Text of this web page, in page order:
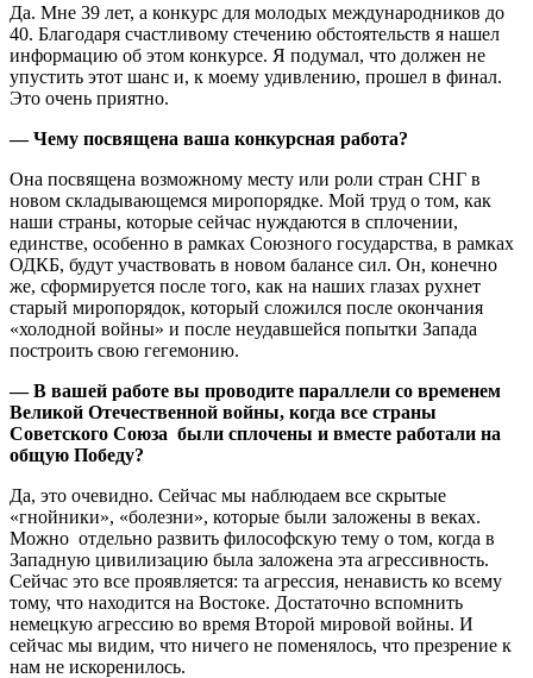
Да. Мне 39 лет, а конкурс для молодых международников до
40. Благодаря счастливому стечению обстоятельств я нашел
информацию об этом конкурсе. Я подумал, что должен не
упустить этот шанс и, к моему удивлению, прошел в финал.
Это очень приятно.
— Чему посвящена ваша конкурсная работа?
Она посвящена возможному месту или роли стран СНГ в
новом складывающемся миропорядке. Мой труд о том, как
наши страны, которые сейчас нуждаются в сплочении,
единстве, особенно в рамках Союзного государства, в рамках
ОДКБ, будут участвовать в новом балансе сил. Он, конечно
же, сформируется после того, как на наших глазах рухнет
старый миропорядок, который сложился после окончания
«холодной войны» и после неудавшейся попытки Запада
построить свою гегемонию.
— В вашей работе вы проводите параллели со временем
Великой Отечественной войны, когда все страны
Советского Союза были сплочены и вместе работали на
общую Победу?
Да, это очевидно. Сейчас мы наблюдаем все скрытые
«гнойники», «болезни», которые были заложены в веках.
Можно отдельно развить философскую тему о том, когда в
Западную цивилизацию была заложена эта агрессивность.
Сейчас это все проявляется: та агрессия, ненависть ко всему
тому, что находится на Востоке. Достаточно вспомнить
немецкую агрессию во время Второй мировой войны. И
сейчас мы видим, что ничего не поменялось, что презрение к
нам не искоренилось.